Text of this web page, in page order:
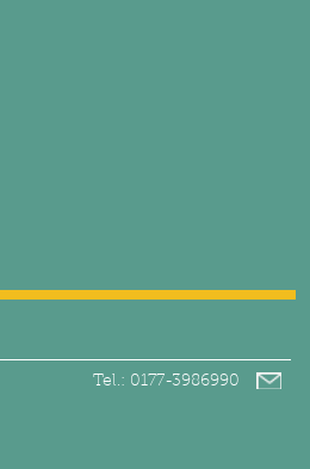
Tel.: 0177-3986990